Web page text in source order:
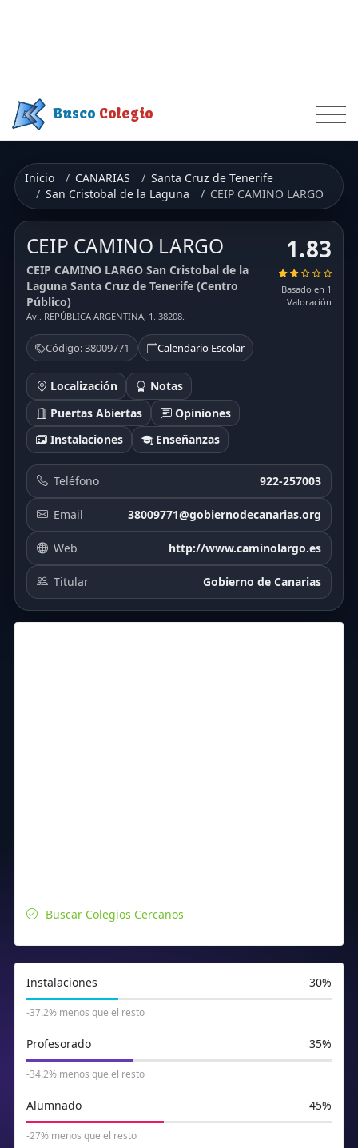
Busco Colegio
Inicio CANARIAS
Santa Cruz de Tenerife
San Cristobal de la Laguna
CEIP CAMINO LARGO
CEIP CAMINO LARGO
CEIP CAMINO LARGO San Cristobal de la
Laguna Santa Cruz de Tenerife (Centro
Público)
Av.. REPÚBLICA ARGENTINA, 1. 38208.
Código: 38009771 Calendario Escolar
Localización
Notas
Puertas Abiertas
Opiniones
Instalaciones
Enseñanzas
1.83
Basado en 1
Valoración
Teléfono 922-257003
Email 38009771@gobiernodecanarias.org
Web http://www.caminolargo.es
Titular Gobierno de Canarias
Buscar Colegios Cercanos
Instalaciones 30%
-37.2% menos que el resto
Profesorado 35%
-34.2% menos que el resto
Alumnado 45%
-27% menos que el resto